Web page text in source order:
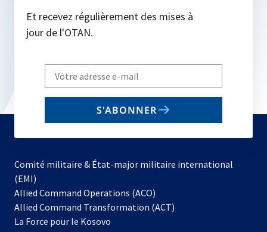
Et recevez régulièrement des mises à
jour de l'OTAN.
Write
your
email
S'ABONNER
Comité militaire & État-major militaire international
(EMI)
Allied Command Operations (ACO)
dans
Allied Command Transformation (ACT)
La Force pour le Kosovo